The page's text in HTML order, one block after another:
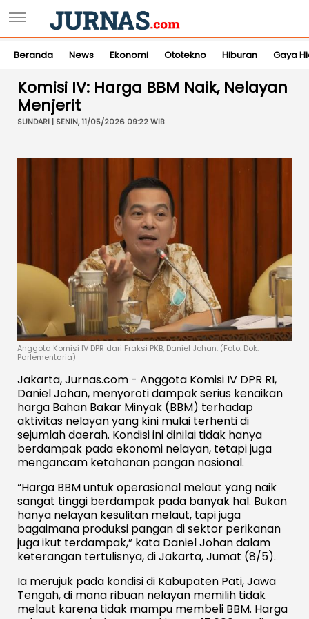
Beranda News Ekonomi Ototekno Hiburan Gaya
Komisi IV: Harga BBM Naik, Nelayan
Menjerit
SUNDARI | SENIN, 11/05/2026 09:22 WIB
Anggota Komisi IV DPR dari Fraksi PKB, Daniel Johan. (Foto: Dok.
Parlementaria)
Jakarta, Jurnas.com - Anggota Komisi IV DPR RI,
Daniel Johan, menyoroti dampak serius kenaikan
harga Bahan Bakar Minyak (BBM) terhadap
aktivitas nelayan yang kini mulai terhenti di
sejumlah daerah. Kondisi ini dinilai tidak hanya
berdampak pada ekonomi nelayan, tetapi juga
mengancam ketahanan pangan nasional.
“Harga BBM untuk operasional melaut yang naik
sangat tinggi berdampak pada banyak hal. Bukan
hanya nelayan kesulitan melaut, tapi juga
bagaimana produksi pangan di sektor perikanan
juga ikut terdampak,” kata Daniel Johan dalam
keterangan tertulisnya, di Jakarta, Jumat (8/5).
Ia merujuk pada kondisi di Kabupaten Pati, Jawa
Tengah, di mana ribuan nelayan memilih tidak
melaut karena tidak mampu membeli BBM. Harga